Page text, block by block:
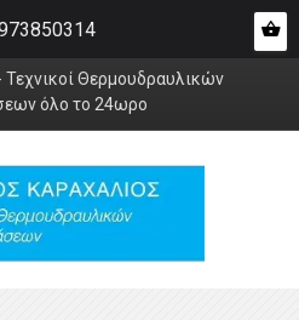
Τεχνικοί Θερμουδραυλικών
όλο το 24ωρο